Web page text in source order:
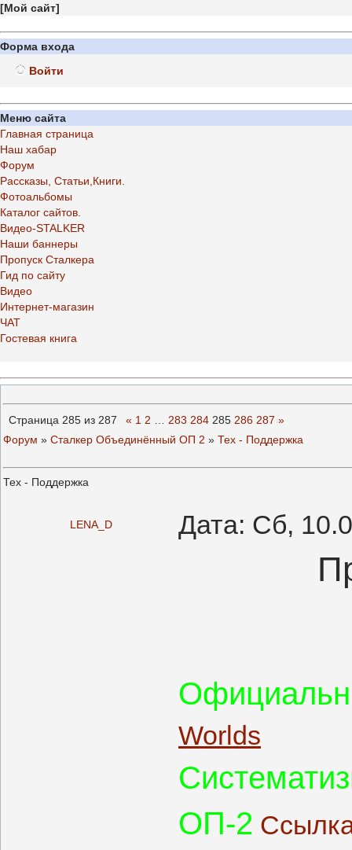
[Мой сайт]
Форма входа
Войти
Меню сайта
Главная страница
Наш хабар
Форум
Рассказы, Статьи,Книги.
Фотоальбомы
Каталог сайтов.
Видео-STALKER
Наши баннеры
Пропуск Сталкера
Гид по сайту
Видео
Интернет-магазин
ЧАТ
Гостевая книга
Страница 285 из 287 « 1 2 283 284 285 286 287 »
Форум » Сталкер Объединённый ОП 2 » Тех - Поддержка
Тех - Поддержка
LENA_D Дата: Сб,
Worlds
ОП-2